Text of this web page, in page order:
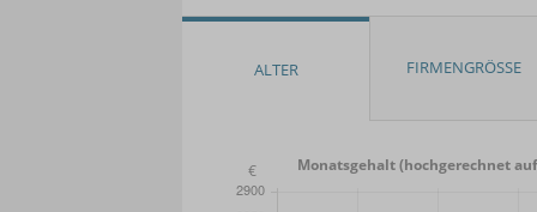
Monatsgehalt (hochgerechnet